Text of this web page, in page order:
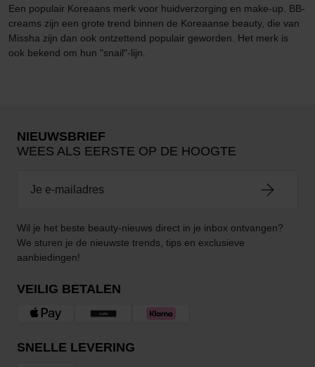
Een populair Koreaans merk voor huidverzorging en make-up. BB-
creams zijn een grote trend binnen de Koreaanse beauty, die van
Missha zijn dan ook ontzettend populair geworden. Het merk is
ook bekend om hun "snail"-lijn.
NIEUWSBRIEF
WEES ALS EERSTE OP DE HOOGTE
Wil je het beste beauty-nieuws direct in je inbox ontvangen?
We sturen je de nieuwste trends, tips en exclusieve
aanbiedingen!
VEILIG BETALEN
SNELLE LEVERING